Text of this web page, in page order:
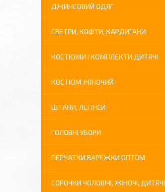
ДЖИНСОВИЙ ОДЯГ
СВЕТРИ, КОФТИ, КАРДИГАНИ
КОСТЮМИ І КОМПЛЕКТИ ДИТЯЧІ
КОСТЮМ ЖІНОЧИЙ
ШТАНИ, ЛЕГІНСИ
ГОЛОВНІ УБОРИ
ПЕРЧАТКИ ВАРЕЖКИ ОПТОМ
СОРОЧКИ ЧОЛОВІЧІ, ЖІНОЧІ, ДИТЯЧІ